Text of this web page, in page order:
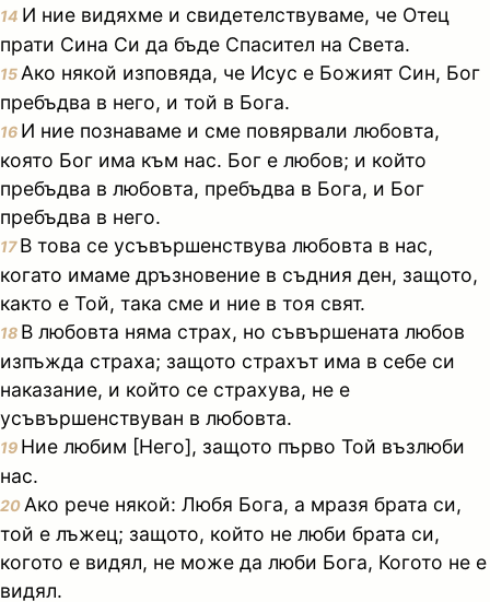
14 И ние видяхме и свидетелствуваме, че Отец
прати Сина Си да бъде Спасител на Света.
15 Ако някой изповяда, че Исус е Божият Син, Бог
пребъдва в него, и той в Бога.
16 И ние познаваме и сме повярвали любовта,
която Бог има към нас. Бог е любов; и който
пребъдва в любовта, пребъдва в Бога, и Бог
пребъдва в него.
17В това се усъвършенствува любовта в нас,
когато имаме дръзновение в съдния ден, защото,
както е Той, така сме и ние в тоя свят.
18 В любовта няма страх, но съвършената любов
изпъжда страха; защото страхът има в себе си
наказание, и който се страхува, не е
усъвършенствуван в любовта.
19 Ние любим [Него], защото първо Той възлюби
нас.
20 Ако рече някой: Любя Бога, а мразя брата си,
той е лъжец; защото, който не люби брата си,
когото е видял, не може да люби Бога, Когото не е
видял.